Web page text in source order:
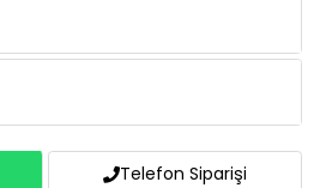
Telefon Siparişi